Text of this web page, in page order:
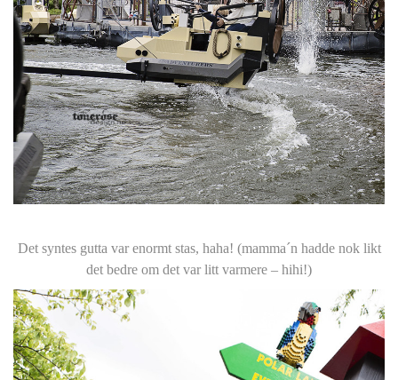
Det syntes gutta var enormt stas, haha! (mamma´n hadde nok likt
det bedre om det var litt varmere – hihi!)